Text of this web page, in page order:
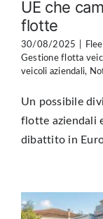
UE che
flotte
30/08/2025
Gestione flotta
veicoli aziendali,
Un possibile
flotte aziendali
dibattito in